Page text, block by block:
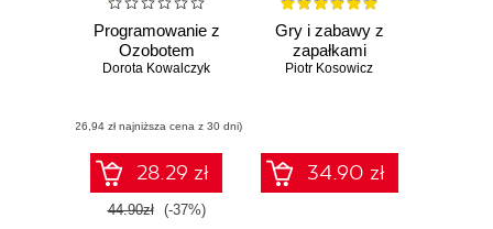
Programowanie z
Ozobotem
Dorota Kowalczyk
(26,94 zł najniższa cena z 30 dni)
28.29 zł
44.90zł (-37%)
Gry i zabawy z
zapałkami
Piotr Kosowicz
34.90 zł